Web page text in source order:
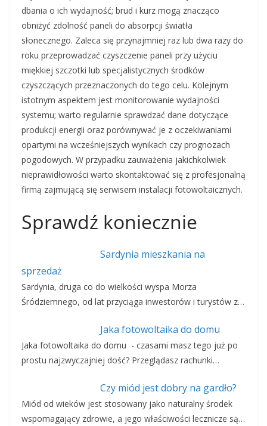
dbania o ich wydajność; brud i kurz mogą znacząco
obniżyć zdolność paneli do absorpcji światła
słonecznego. Zaleca się przynajmniej raz lub dwa razy do
roku przeprowadzać czyszczenie paneli przy użyciu
miękkiej szczotki lub specjalistycznych środków
czyszczących przeznaczonych do tego celu. Kolejnym
istotnym aspektem jest monitorowanie wydajności
systemu; warto regularnie sprawdzać dane dotyczące
produkcji energii oraz porównywać je z oczekiwaniami
opartymi na wcześniejszych wynikach czy prognozach
pogodowych. W przypadku zauważenia jakichkolwiek
nieprawidłowości warto skontaktować się z profesjonalną
firmą zajmującą się serwisem instalacji fotowoltaicznych.
Sprawdź koniecznie
Sardynia mieszkania na
sprzedaż
Sardynia, druga co do wielkości wyspa Morza
Śródziemnego, od lat przyciąga inwestorów i turystów z…
Jaka fotowoltaika do domu
Jaka fotowoltaika do domu - czasami masz tego już po
prostu najzwyczajniej dość? Przeglądasz rachunki…
Czy miód jest dobry na gardło?
Miód od wieków jest stosowany jako naturalny środek
wspomagający zdrowie, a jego właściwości lecznicze są…